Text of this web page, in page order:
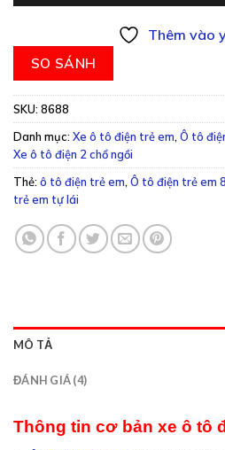
Thêm vào
SO SÁNH
SKU: 8688
Danh mục: Xe ô tô điện trẻ em Ô tô
Xe ô tô điện 2 chổ ngồi
Thẻ: ô tô điện trẻ em Ô tô điện trẻ em
trẻ em tự lái
MÔ TẢ
ĐÁNH GIÁ (4)
Thông tin cơ bản xe ô tô